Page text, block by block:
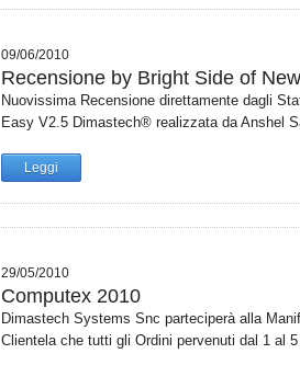
09/06/2010
Recensione by Bright Side of
Nuovissima Recensione direttamente dagli
Easy V2.5 Dimastech® realizzata da Anshel
Leggi
29/05/2010
Computex 2010
Dimastech Systems Snc parteciperà alla
Clientela che tutti gli Ordini pervenuti dal 1 al